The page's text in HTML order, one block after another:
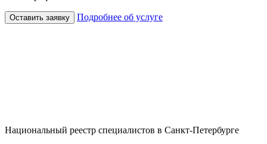
Оставить заявку Подробнее об услуге
Национальный реестр специалистов в Санкт-Петербурге